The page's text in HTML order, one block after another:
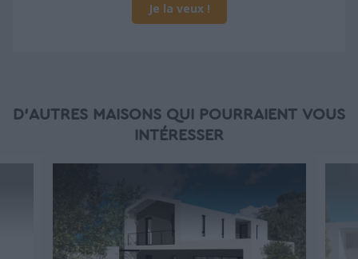
Je la veux !
D'AUTRES MAISONS QUI POURRAIENT VOUS
INTÉRESSER